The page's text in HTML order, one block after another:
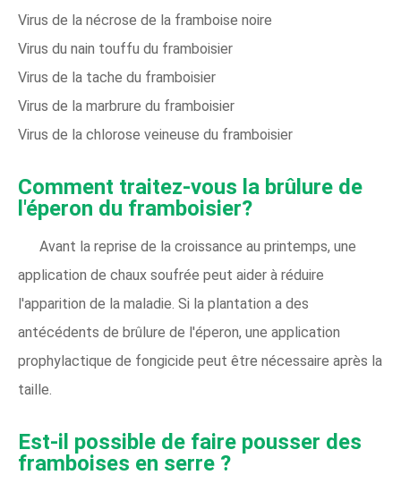
Virus de la nécrose de la framboise noire
Virus du nain touffu du framboisier
Virus de la tache du framboisier
Virus de la marbrure du framboisier
Virus de la chlorose veineuse du framboisier
Comment traitez-vous la brûlure de
l'éperon du framboisier?
Avant la reprise de la croissance au printemps, une
application de chaux soufrée peut aider à réduire
l'apparition de la maladie. Si la plantation a des
antécédents de brûlure de l'éperon, une application
prophylactique de fongicide peut être nécessaire après la
taille.
Est-il possible de faire pousser des
framboises en serre ?